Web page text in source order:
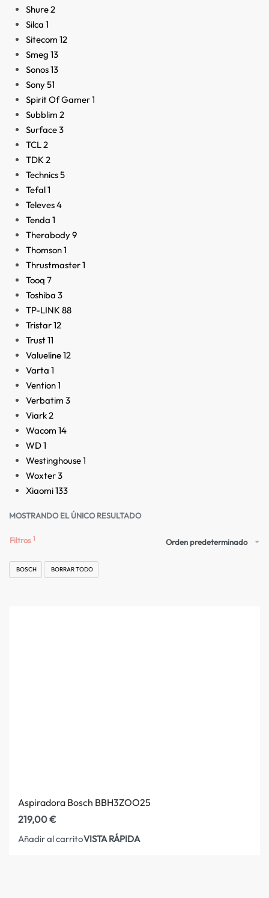
Shure2
Silca 1
Sitecom 12
Smeg 13
Sonos13
Sony51
Spirit Of Gamer1
Subblim 2
Surface3
TCL2
TDK 2
Technics5
Tefal1
Televes4
Tenda 1
Therabody9
Thomson1
Thrustmaster1
Tooq 7
Toshiba 3
TP-LINK 88
Tristar12
Trust11
Valueline12
Varta 1
Vention1
Verbatim 3
Viark2
Wacom 14
WD1
Westinghouse1
Woxter3
Xiaomi133
MOSTRANDO EL ÚNICO RESULTADO
Orden predeterminado
Filtros
BOSCH BORRAR TODO
Aspiradora Bosch BBH3ZOO25
219,00€
Añadir al carritoVISTA RÁPIDA